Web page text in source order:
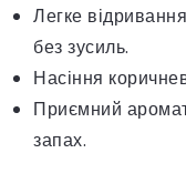
Легке
без зусиль.
Насіння
Приємний
запах.